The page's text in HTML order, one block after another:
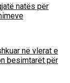
natës për
në vlerat e
besimtarët për